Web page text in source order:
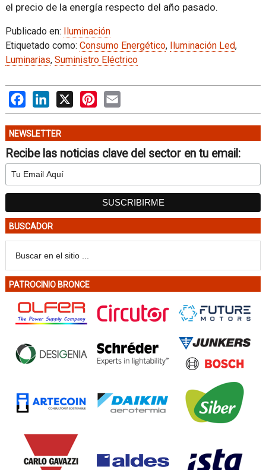
el precio de la energía respecto del año pasado.
Publicado en: Iluminación
Etiquetado como: Consumo Energético, Iluminación Led,
Luminarias, Suministro Eléctrico
FacebookLinkedIn
X PinterestEmail
NEWSLETTER
Recibe las noticias clave del sector en tu email:
BUSCADOR
PATROCINIO BRONCE